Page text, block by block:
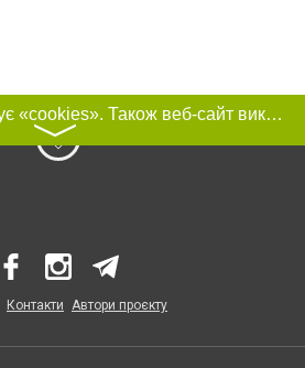
Цей сайт використовує «cookies». Також веб-сайт використовує інтернет-сервіс для збору технічних даних стосовно відвідувачів з метою отримання маркетингової та статистичної інформації. Умови обробки даних відвідувачів сайту див.
〉
Контакти Автори проєкту